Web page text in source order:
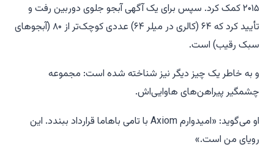
۲۰۱۵ کمک کرد. سپس برای یک آگهی آبجو جلوی دوربین رفت و
تأیید کرد که ۶۴ (کالری در میلر ۶۴) عددی کوچک‌تر از ۸۰ (آبجوهای
سبک رقیب) است.
و به خاطر یک چیز دیگر نیز شناخته شده است: مجموعه
چشمگیر پیراهن‌های هاوایی‌اش.
او می‌گوید: «امیدوارم Axiom با تامی باهاما قرارداد ببندد. این
رویای من است.»